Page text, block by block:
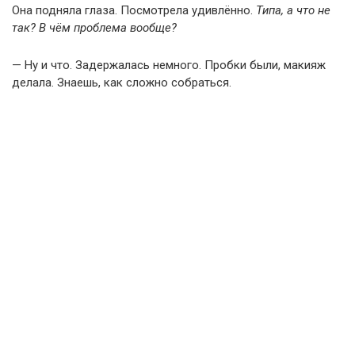
Она подняла глаза. Посмотрела удивлённо. Типа, а что не
так? В чём проблема вообще?
— Ну и что. Задержалась немного. Пробки были, макияж
делала. Знаешь, как сложно собраться.